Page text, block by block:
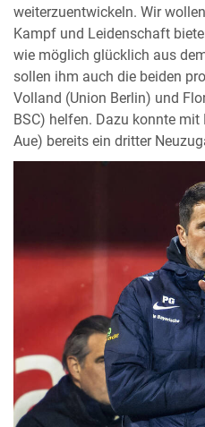
weiterzuentwickeln. Wir
Kampf und Leidenschaft
wie möglich glücklich aus
sollen ihm auch die beiden
Volland (Union Berlin) und
BSC) helfen. Dazu konnte
Aue) bereits ein dritter